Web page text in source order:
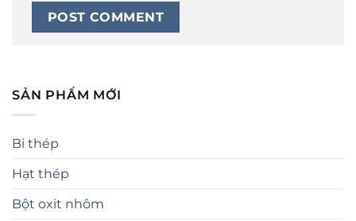
SẢN PHẨM MỚI
Bi thép
Hạt thép
Bột oxit nhôm